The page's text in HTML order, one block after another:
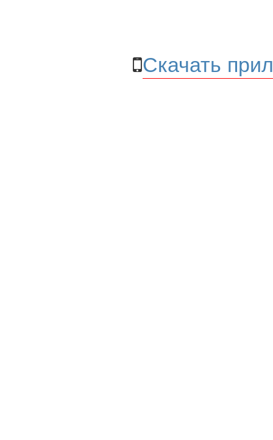
Скачать